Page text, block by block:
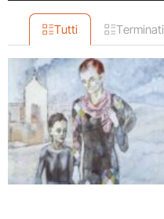
Tutti Terminati